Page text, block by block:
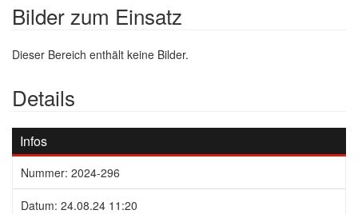
Bilder zum Einsatz
Dieser Bereich enthält keine Bilder.
Details
Infos
Nummer: 2024-296
Datum: 24.08.24 11:20